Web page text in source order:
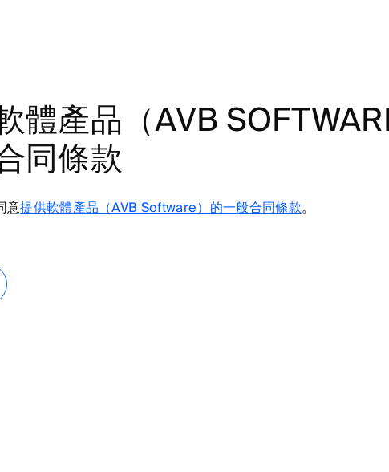
體產品（AVB
同條款
意提供軟體產品（AVB Software）的一般合同條款。